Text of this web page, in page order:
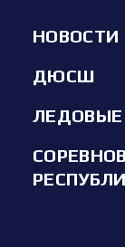
НОВОСТИ
ДЮСШ